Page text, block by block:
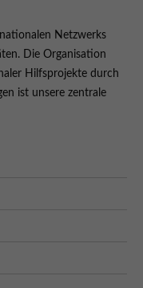
Netzwerks
Die Organisation
Hilfsprojekte durch
ist unsere zentrale